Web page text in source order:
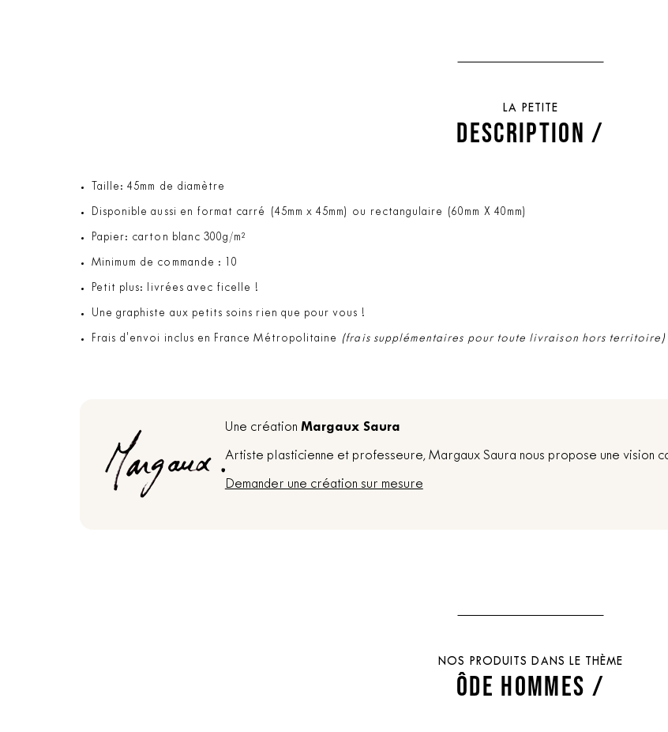
LA PETITE
DESCRIPTION /
Taille: 45mm de diamètre
Disponible aussi en format carré (45mm x 45mm) ou rectangulaire (60mm X 40mm)
Papier: carton blanc 300g/m²
Minimum de commande : 10
Petit plus: livrées avec ficelle !
Une graphiste aux petits soins rien que pour vous !
Frais d'envoi inclus en France Métropolitaine (frais supplémentaires pour toute livraison hors territoire)
Une création Margaux Saura
Artiste plasticienne et professeure, Margaux Saura nous propose une vision
Demander une création sur mesure
NOS PRODUITS DANS LE THÈME
ÔDE HOMMES /